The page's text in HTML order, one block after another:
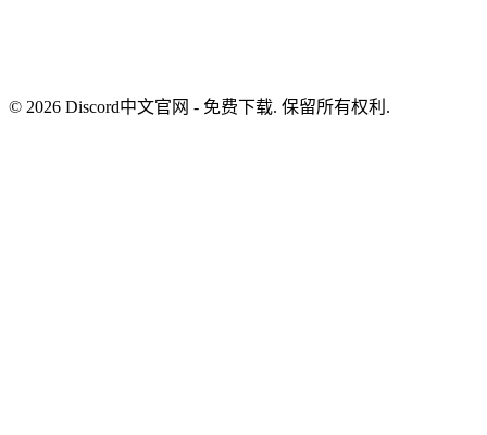
© 2026 Discord中文官网 - 免费下载. 保留所有权利.